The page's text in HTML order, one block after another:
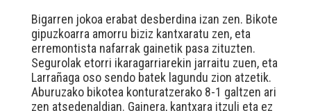
Bigarren jokoa erabat desberdina izan zen. Bikote
gipuzkoarra amorru biziz kantxaratu zen, eta
erremontista nafarrak gainetik pasa zituzten.
Segurolak etorri ikaragarriarekin jarraitu zuen, eta
Larrañaga oso sendo batek lagundu zion atzetik.
Aburuzako bikotea konturatzerako 8-1 galtzen ari
zen atsedenaldian. Gainera, kantxara itzuli eta ez